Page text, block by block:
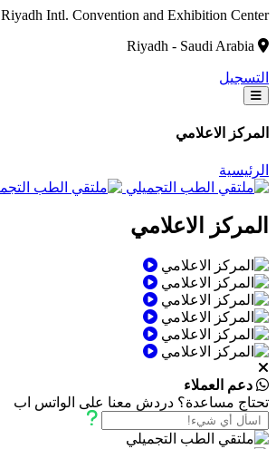
Riyadh Intl. Convention and Exhibition Center
التسجيل
المركز الاعلامي
الرئيسية
المركز الاعلامي
دعم العملاء
تحتاج مساعدة؟ دردش معنا على الواتس اب